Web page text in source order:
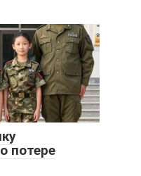
потере